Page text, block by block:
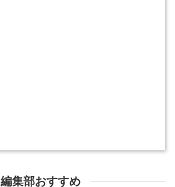
編集部おすすめ